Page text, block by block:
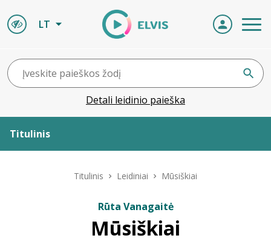
LT
Detali leidinio paieška
Titulinis
Titulinis Leidiniai Mūsiškiai
Rūta Vanagaitė
Mūsiškiai